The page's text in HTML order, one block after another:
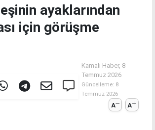
ayaklarından
için görüşme
Kamalı Haber, 8
Temmuz 2026
Güncelleme: 8
Temmuz 2026
A A